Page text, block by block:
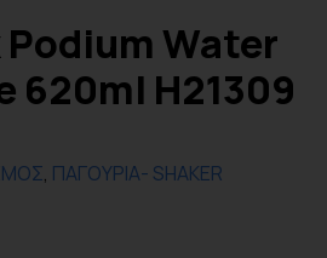
Water
620ml H21309
, ΠΑΓΟΥΡΙΑ- SHAKER